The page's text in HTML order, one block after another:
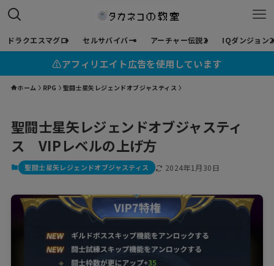
ドラクエスマグロ セルサバイバー アーチャー伝説2 IQダンジョン2
⚠︎アフィリエイト広告を使用しています
ホーム RPG 聖闘士星矢レジェンドオブジャスティス
聖闘士星矢レジェンドオブジャスティ
ス VIPレベルの上げ方
聖闘士星矢レジェンドオブジャスティス 2024年1月30日